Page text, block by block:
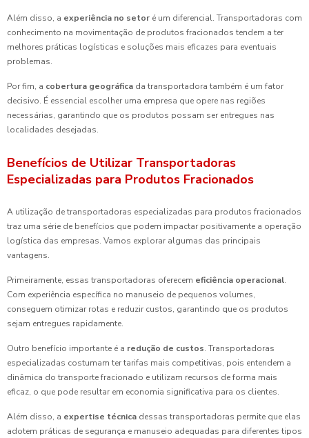
Além disso, a experiência no setor é um diferencial. Transportadoras com
conhecimento na movimentação de produtos fracionados tendem a ter
melhores práticas logísticas e soluções mais eficazes para eventuais
problemas.
Por fim, a cobertura geográfica da transportadora também é um fator
decisivo. É essencial escolher uma empresa que opere nas regiões
necessárias, garantindo que os produtos possam ser entregues nas
localidades desejadas.
Benefícios de Utilizar Transportadoras
Especializadas para Produtos Fracionados
A utilização de transportadoras especializadas para produtos fracionados
traz uma série de benefícios que podem impactar positivamente a operação
logística das empresas. Vamos explorar algumas das principais
vantagens.
Primeiramente, essas transportadoras oferecem eficiência operacional.
Com experiência específica no manuseio de pequenos volumes,
conseguem otimizar rotas e reduzir custos, garantindo que os produtos
sejam entregues rapidamente.
Outro benefício importante é a redução de custos. Transportadoras
especializadas costumam ter tarifas mais competitivas, pois entendem a
dinâmica do transporte fracionado e utilizam recursos de forma mais
eficaz, o que pode resultar em economia significativa para os clientes.
Além disso, a expertise técnica dessas transportadoras permite que elas
adotem práticas de segurança e manuseio adequadas para diferentes tipos